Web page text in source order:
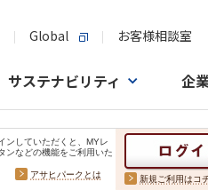
Global お客様相談室
サステナビリティ 企
ンしていただくと、MYレ
ンなどの機能をご利用いた
アサヒパークとは 新規ご利用はコ